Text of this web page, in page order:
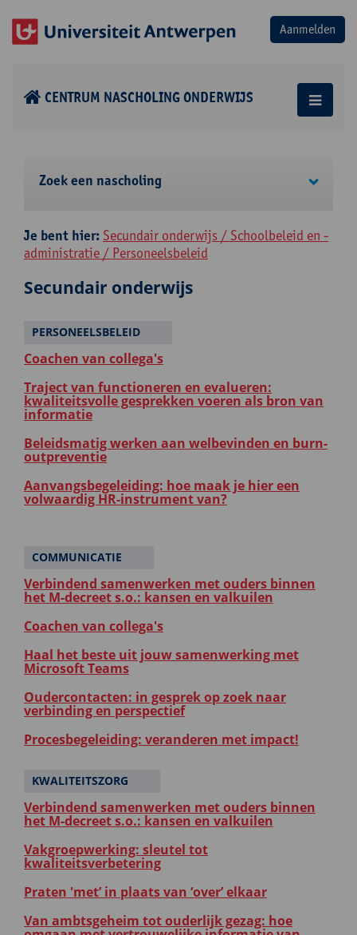
CENTRUM NASCHOLING ONDERWIJS
Zoek een nascholing
Je bent hier: Secundair onderwijs / Schoolbeleid en -
administratie / Personeelsbeleid
Secundair onderwijs
PERSONEELSBELEID
Coachen van collega's
Traject van functioneren en evalueren:
kwaliteitsvolle gesprekken voeren als bron van
informatie
Beleidsmatig werken aan welbevinden en burn-
outpreventie
Aanvangsbegeleiding: hoe maak je hier een
volwaardig HR-instrument van?
COMMUNICATIE
Verbindend samenwerken met ouders binnen
het M-decreet s.o.: kansen en valkuilen
Coachen van collega's
Haal het beste uit jouw samenwerking met
Microsoft Teams
Oudercontacten: in gesprek op zoek naar
verbinding en perspectief
Procesbegeleiding: veranderen met impact!
KWALITEITSZORG
Verbindend samenwerken met ouders binnen
het M-decreet s.o.: kansen en valkuilen
Vakgroepwerking: sleutel tot
kwaliteitsverbetering
Praten 'met’ in plaats van ‘over’ elkaar
Van ambtsgeheim tot ouderlijk gezag: hoe